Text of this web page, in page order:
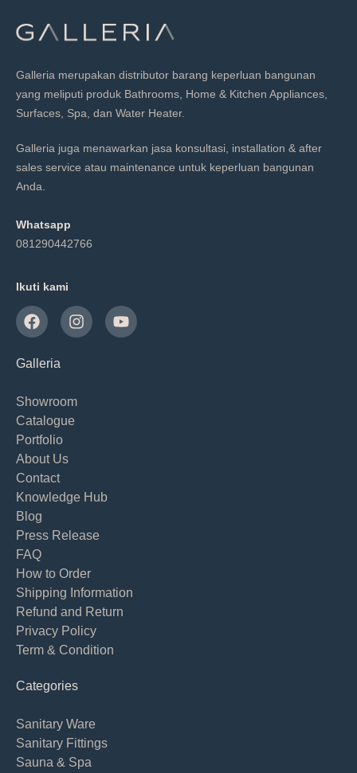
Galleria merupakan distributor barang keperluan bangunan
yang meliputi produk Bathrooms, Home & Kitchen Appliances,
Surfaces, Spa, dan Water Heater.
Galleria juga menawarkan jasa konsultasi, installation & after
sales service atau maintenance untuk keperluan bangunan
Anda.
Whatsapp
081290442766
Ikuti kami
Galleria
Showroom
Catalogue
Portfolio
About Us
Contact
Knowledge Hub
Blog
Press Release
FAQ
How to Order
Shipping Information
Refund and Return
Privacy Policy
Term & Condition
Categories
Sanitary Ware
Sanitary Fittings
Sauna & Spa